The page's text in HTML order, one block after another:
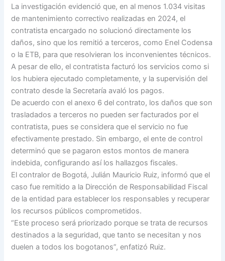
La investigación evidenció que, en al menos 1.034 visitas
de mantenimiento correctivo realizadas en 2024, el
contratista encargado no solucionó directamente los
daños, sino que los remitió a terceros, como Enel Codensa
o la ETB, para que resolvieran los inconvenientes técnicos.
A pesar de ello, el contratista facturó los servicios como si
los hubiera ejecutado completamente, y la supervisión del
contrato desde la Secretaría avaló los pagos.
De acuerdo con el anexo 6 del contrato, los daños que son
trasladados a terceros no pueden ser facturados por el
contratista, pues se considera que el servicio no fue
efectivamente prestado. Sin embargo, el ente de control
determinó que se pagaron estos montos de manera
indebida, configurando así los hallazgos fiscales.
El contralor de Bogotá, Julián Mauricio Ruiz, informó que el
caso fue remitido a la Dirección de Responsabilidad Fiscal
de la entidad para establecer los responsables y recuperar
los recursos públicos comprometidos.
“Este proceso será priorizado porque se trata de recursos
destinados a la seguridad, que tanto se necesitan y nos
duelen a todos los bogotanos”, enfatizó Ruiz.